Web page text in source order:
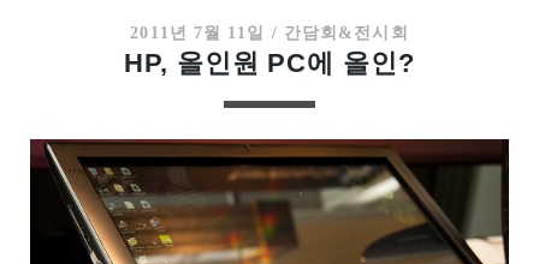
2011년 7월 11일 / 간담회&전시회
HP, 올인원 PC에 올인?